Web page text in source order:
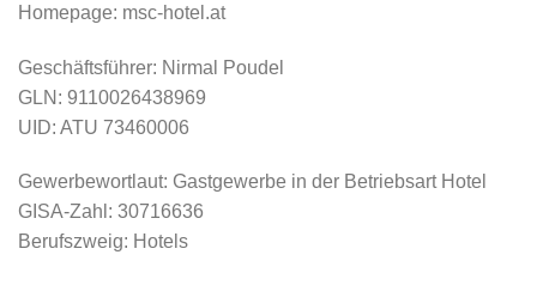
Homepage: msc-hotel.at
Geschäftsführer: Nirmal Poudel
GLN: 9110026438969
UID: ATU 73460006
Gewerbewortlaut: Gastgewerbe in der Betriebsart Hotel
GISA-Zahl: 30716636
Berufszweig: Hotels